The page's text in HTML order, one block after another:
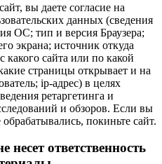
вы даете согласие на
данных (сведения
ОС; тип и версия Браузера;
экрана; источник откуда
какого сайта или по какой
страницы открывает и на
ip-адрес) в целях
ретаргетинга и
и обзоров. Если вы
покиньте сайт.
ответственность